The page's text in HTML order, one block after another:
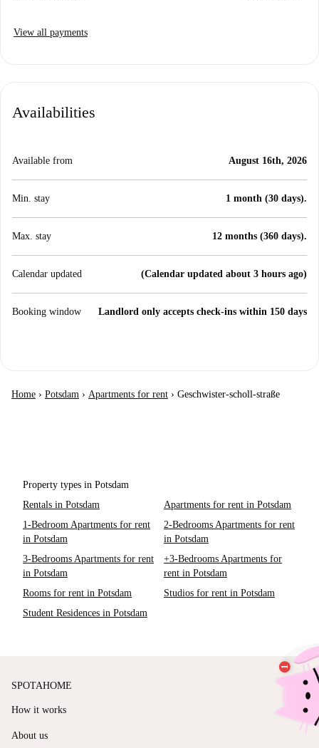
View all payments
Availabilities
Available from August 16th, 2026
Min. stay 1 month (30 days).
Max. stay 12 months (360 days).
Calendar updated (Calendar updated about 3 hours ago)
Booking window Landlord only accepts check-ins within 150 days
Home › Potsdam › Apartments for rent › Geschwister-scholl-straße
Property types in Potsdam
Rentals in Potsdam
Apartments for rent in Potsdam
1-Bedroom Apartments for rent
in Potsdam
2-Bedrooms Apartments for rent
in Potsdam
3-Bedrooms Apartments for rent
in Potsdam
+3-Bedrooms Apartments for
rent in Potsdam
Rooms for rent in Potsdam
Studios for rent in Potsdam
Student Residences in Potsdam
SPOTAHOME
How it works
About us